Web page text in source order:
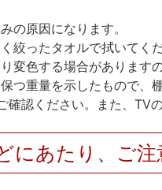
の原因になります。
ったタオルで拭いてくだ
変色する場合があります
重量を示したもので、
認ください。また、TV
にあたり、ご